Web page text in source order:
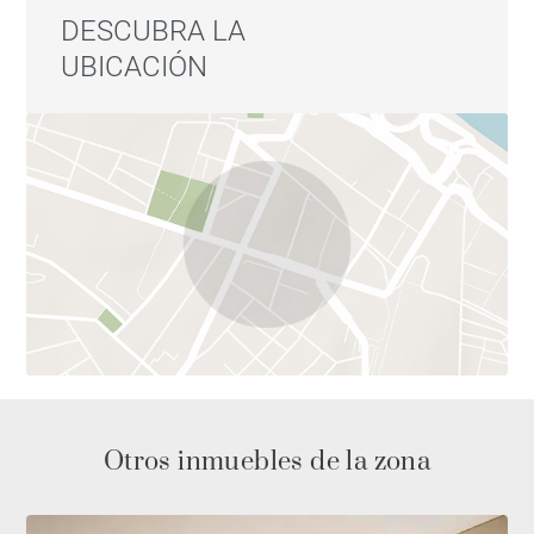
acabados premium, líneas depuradas y una
distribución que potencia la entrada de luz natural.
Una propiedad excepcional en Arganzuela, ideal para
quienes desean disfrutar de una vivienda amplia,
completamente renovada y lista para entrar a vivir, en
uno de los distritos con mayor crecimiento y mejor
calidad de vida de Madrid.
DESCUBRA LA
UBICACIÓN
Otros inmuebles de la zona